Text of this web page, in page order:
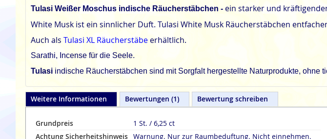
der
springen
Tulasi Weißer Moschus indische Räucherstäbchen - ein starker und
White Musk ist ein sinnlicher Duft. Tulasi White Musk Räucherstäbchen
Auch als Tulasi XL Räucherstäbe erhältlich.
Sarathi, Incense für die Seele.
Tulasi indische Räucherstäbchen sind mit Sorgfalt hergestellte Naturprodukte, ohne
Weitere Informationen
Grundpreis
1 St. / 6,25 ct
Achtung Sicherheitshinweis Warnung. Nur zur Raumbeduftung. Nicht einnehmen.
Bewertungen 1 Bewertung schreiben